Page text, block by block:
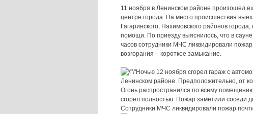
11 ноября в Ленинском районе произошел
центре города. На место происшествия
Гагаринского, Нахимовского районов
помощи. По приезду выяснилось, что в
часов сотрудники МЧС ликвидировали
возгорания – короткое замыкание.
Ночью 12 ноября сгорел гараж с
Ленинском районе. Предположительно, от
Огонь распространился по всему
сгорел полностью. Пожар заметили соседи
Сотрудники МЧС ликвидировали пожар